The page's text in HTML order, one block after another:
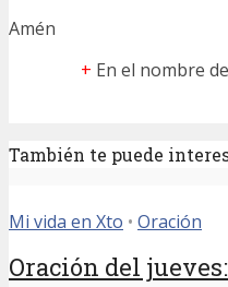
Amén
+ En el nombre
También te puede
Mi vida en Xto • Oración
Oración del